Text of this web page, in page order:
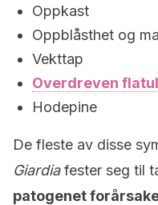
Oppkast
Oppblåsthet og
Vekttap
Overdreven
Hodepine
De fleste av disse
Giardiafester seg til
patogenet